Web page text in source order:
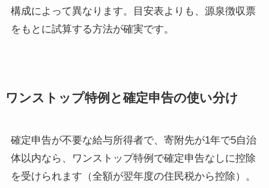
構成によって異なります。目安表よりも、源泉徴収票
をもとに試算する方法が確実です。
ワンストップ特例と確定申告の使い分け
確定申告が不要な給与所得者で、寄附先が1年で5自治
体以内なら、ワンストップ特例で確定申告なしに控除
を受けられます（全額が翌年度の住民税から控除）。